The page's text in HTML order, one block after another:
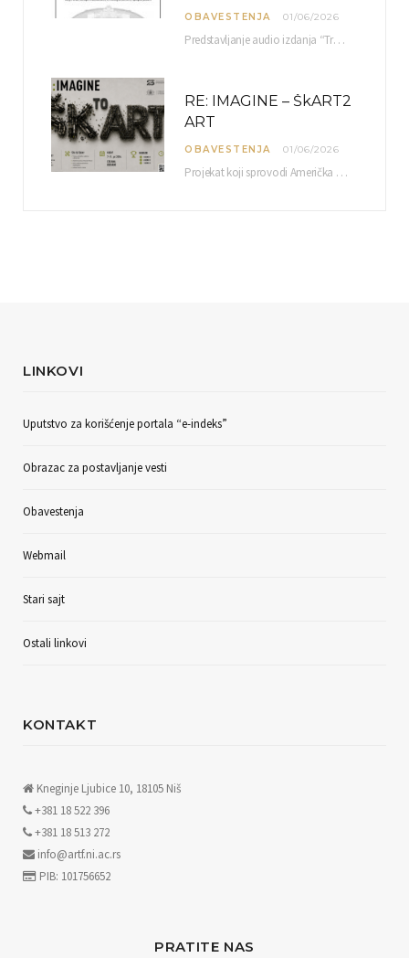
OBAVESTENJA 01/06/2026
Predstavljanje audio izdanja “Tradicionalna muzika okoline Niša” organizuje se u okviru projekta O-10-17 Muzičko nasleđe jugoistočne…
RE: IMAGINE – ŠkART2
ART
OBAVESTENJA 01/06/2026
Projekat koji sprovodi Američka privredna komora uz podrŝku kompanije Philip Morris International, sa ciljem povezivanja…
LINKOVI
Uputstvo za korišćenje portala “e-indeks”
Obrazac za postavljanje vesti
Obavestenja
Webmail
Stari sajt
Ostali linkovi
KONTAKT
Kneginje Ljubice 10, 18105 Niš
+381 18 522 396
+381 18 513 272
info@artf.ni.ac.rs
PIB: 101756652
PRATITE NAS